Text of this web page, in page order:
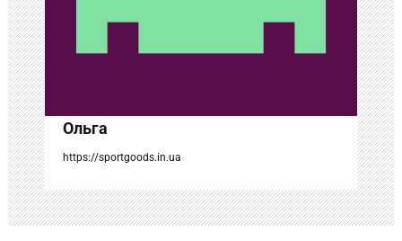
а
п
и
с
я
м
Ольга
https://sportgoods.in.ua